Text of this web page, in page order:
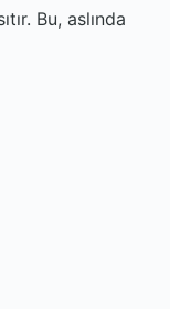
Bu, aslında